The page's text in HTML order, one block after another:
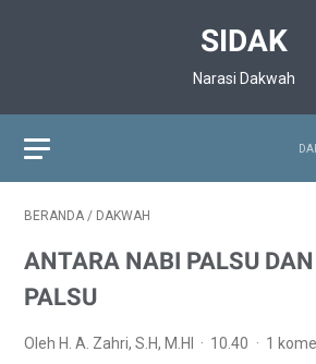
SIDAK
Narasi Dakwah
BERANDA / DAKWAH
ANTARA NABI PALSU
PALSU
Oleh H. A. Zahri, S.H, M.HI 10.40 1